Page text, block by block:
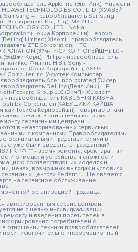
Apple Inc. (Эпл Инк.); Huawei и
TECHNOLOGIES CO., LTD. (ХУАВЕЙ
– правообладатель Samsung
Электроникс Ко., Лтд.); MEIZU -
CO., LTD.; Nokia -
(Нокиа Корпорейшн); Lenovo -
Limited; Xiaomi - правообладатель
ZTE Corporation; HTC -
(Эйч-Ти-Си КОРПОРЕЙШН); LG -
(ЭлДжи Корп.); Philips - правообладатель
Филипс Н.В.); Sony -
(Сони Корпорейшн); ASUS -
Computer Inc. (Асустек Компьютер
Acer Incorporated (Эйсер
Dell Inc.(Делл Инк.); HP -
Packard Group LLC (ЭйчПи Хьюлетт
- правообладатель KABUSHIKI KAISHA
Corporation (КАБУШИКИ КАЙША
Тосиба Корпорейшн). Товарные знаки
товара, в отношении которых
сервисными центрами
в неавторизованных сервисных
с компаниями Правообладателями
официальными представителями в
уже были введены в гражданский
ГК РФ ** - время ремонта, срок гарантии
от модели устройства и сложности
о соответствующих моделях и
ценах, возможных выгодах и условиях
центрах Pedant.ru. Не является
на сервисное обслуживание
организацией продавца,
авторизованным сервис центром.
не с целью индивидуализации
ремонту и введения посетителей в
потребителей о
в отношении техники правообладателей.
носит исключительно информационный